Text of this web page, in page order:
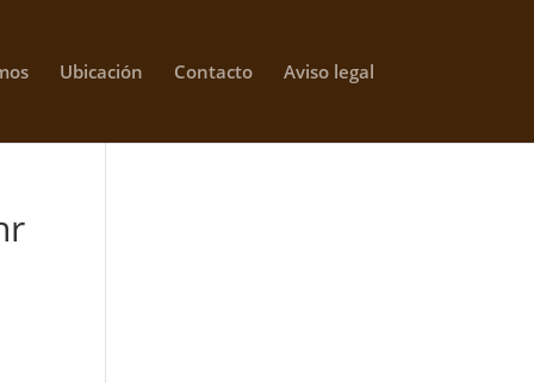
Ubicación Contacto Aviso legal